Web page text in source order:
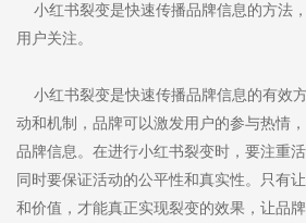
小红书裂变是快速传播品牌信息的方法
用户关注。
小红书裂变是快速传播品牌信息的有效
动和机制，品牌可以激发用户的参与热情
品牌信息。在进行小红书裂变时，要注重
同时要保证活动的公平性和真实性。只有
和价值，才能真正实现裂变的效果，让品